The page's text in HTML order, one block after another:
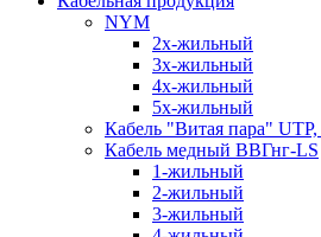
NYM
2х-жильный
3х-жильный
4х-жильный
5х-жильный
Кабель "Витая пара"
Кабель медный ВВГнг-LS
1-жильный
2-жильный
3-жильный